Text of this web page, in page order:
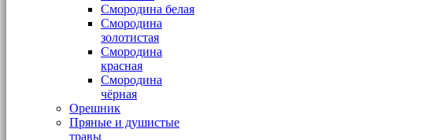
Смородина белая
Смородина
золотистая
Смородина
красная
Смородина
чёрная
Орешник
Пряные и душистые
травы